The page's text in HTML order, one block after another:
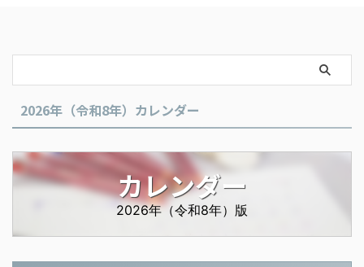
2026年（令和8年）カレンダー
カレンダー
2026年（令和8年）版